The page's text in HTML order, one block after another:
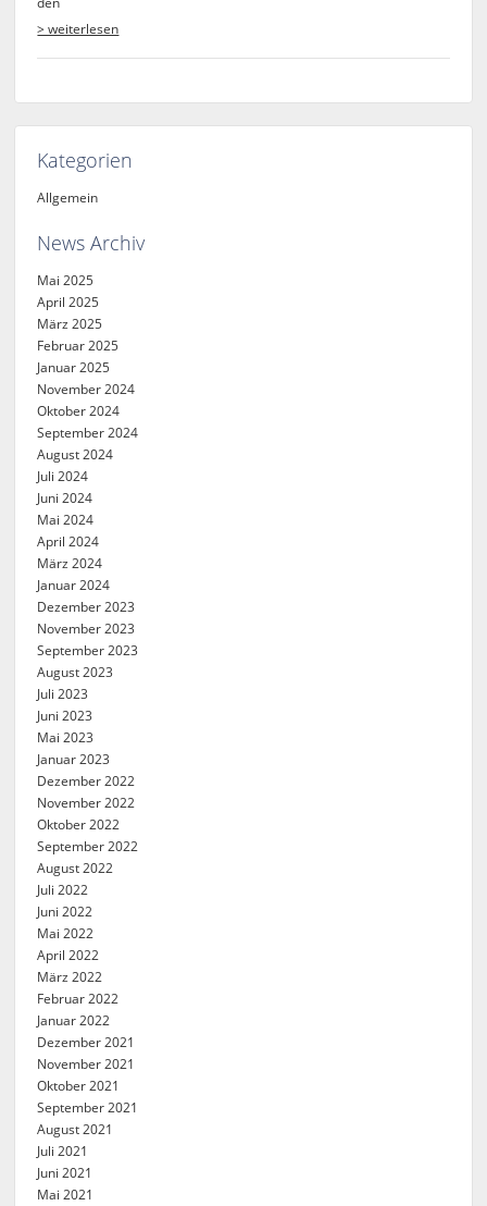
> weiterlesen
Kategorien
Allgemein
News Archiv
Mai 2025
April 2025
März 2025
Februar 2025
Januar 2025
November 2024
Oktober 2024
September 2024
August 2024
Juli 2024
Juni 2024
Mai 2024
April 2024
März 2024
Januar 2024
Dezember 2023
November 2023
September 2023
August 2023
Juli 2023
Juni 2023
Mai 2023
Januar 2023
Dezember 2022
November 2022
Oktober 2022
September 2022
August 2022
Juli 2022
Juni 2022
Mai 2022
April 2022
März 2022
Februar 2022
Januar 2022
Dezember 2021
November 2021
Oktober 2021
September 2021
August 2021
Juli 2021
Juni 2021
Mai 2021